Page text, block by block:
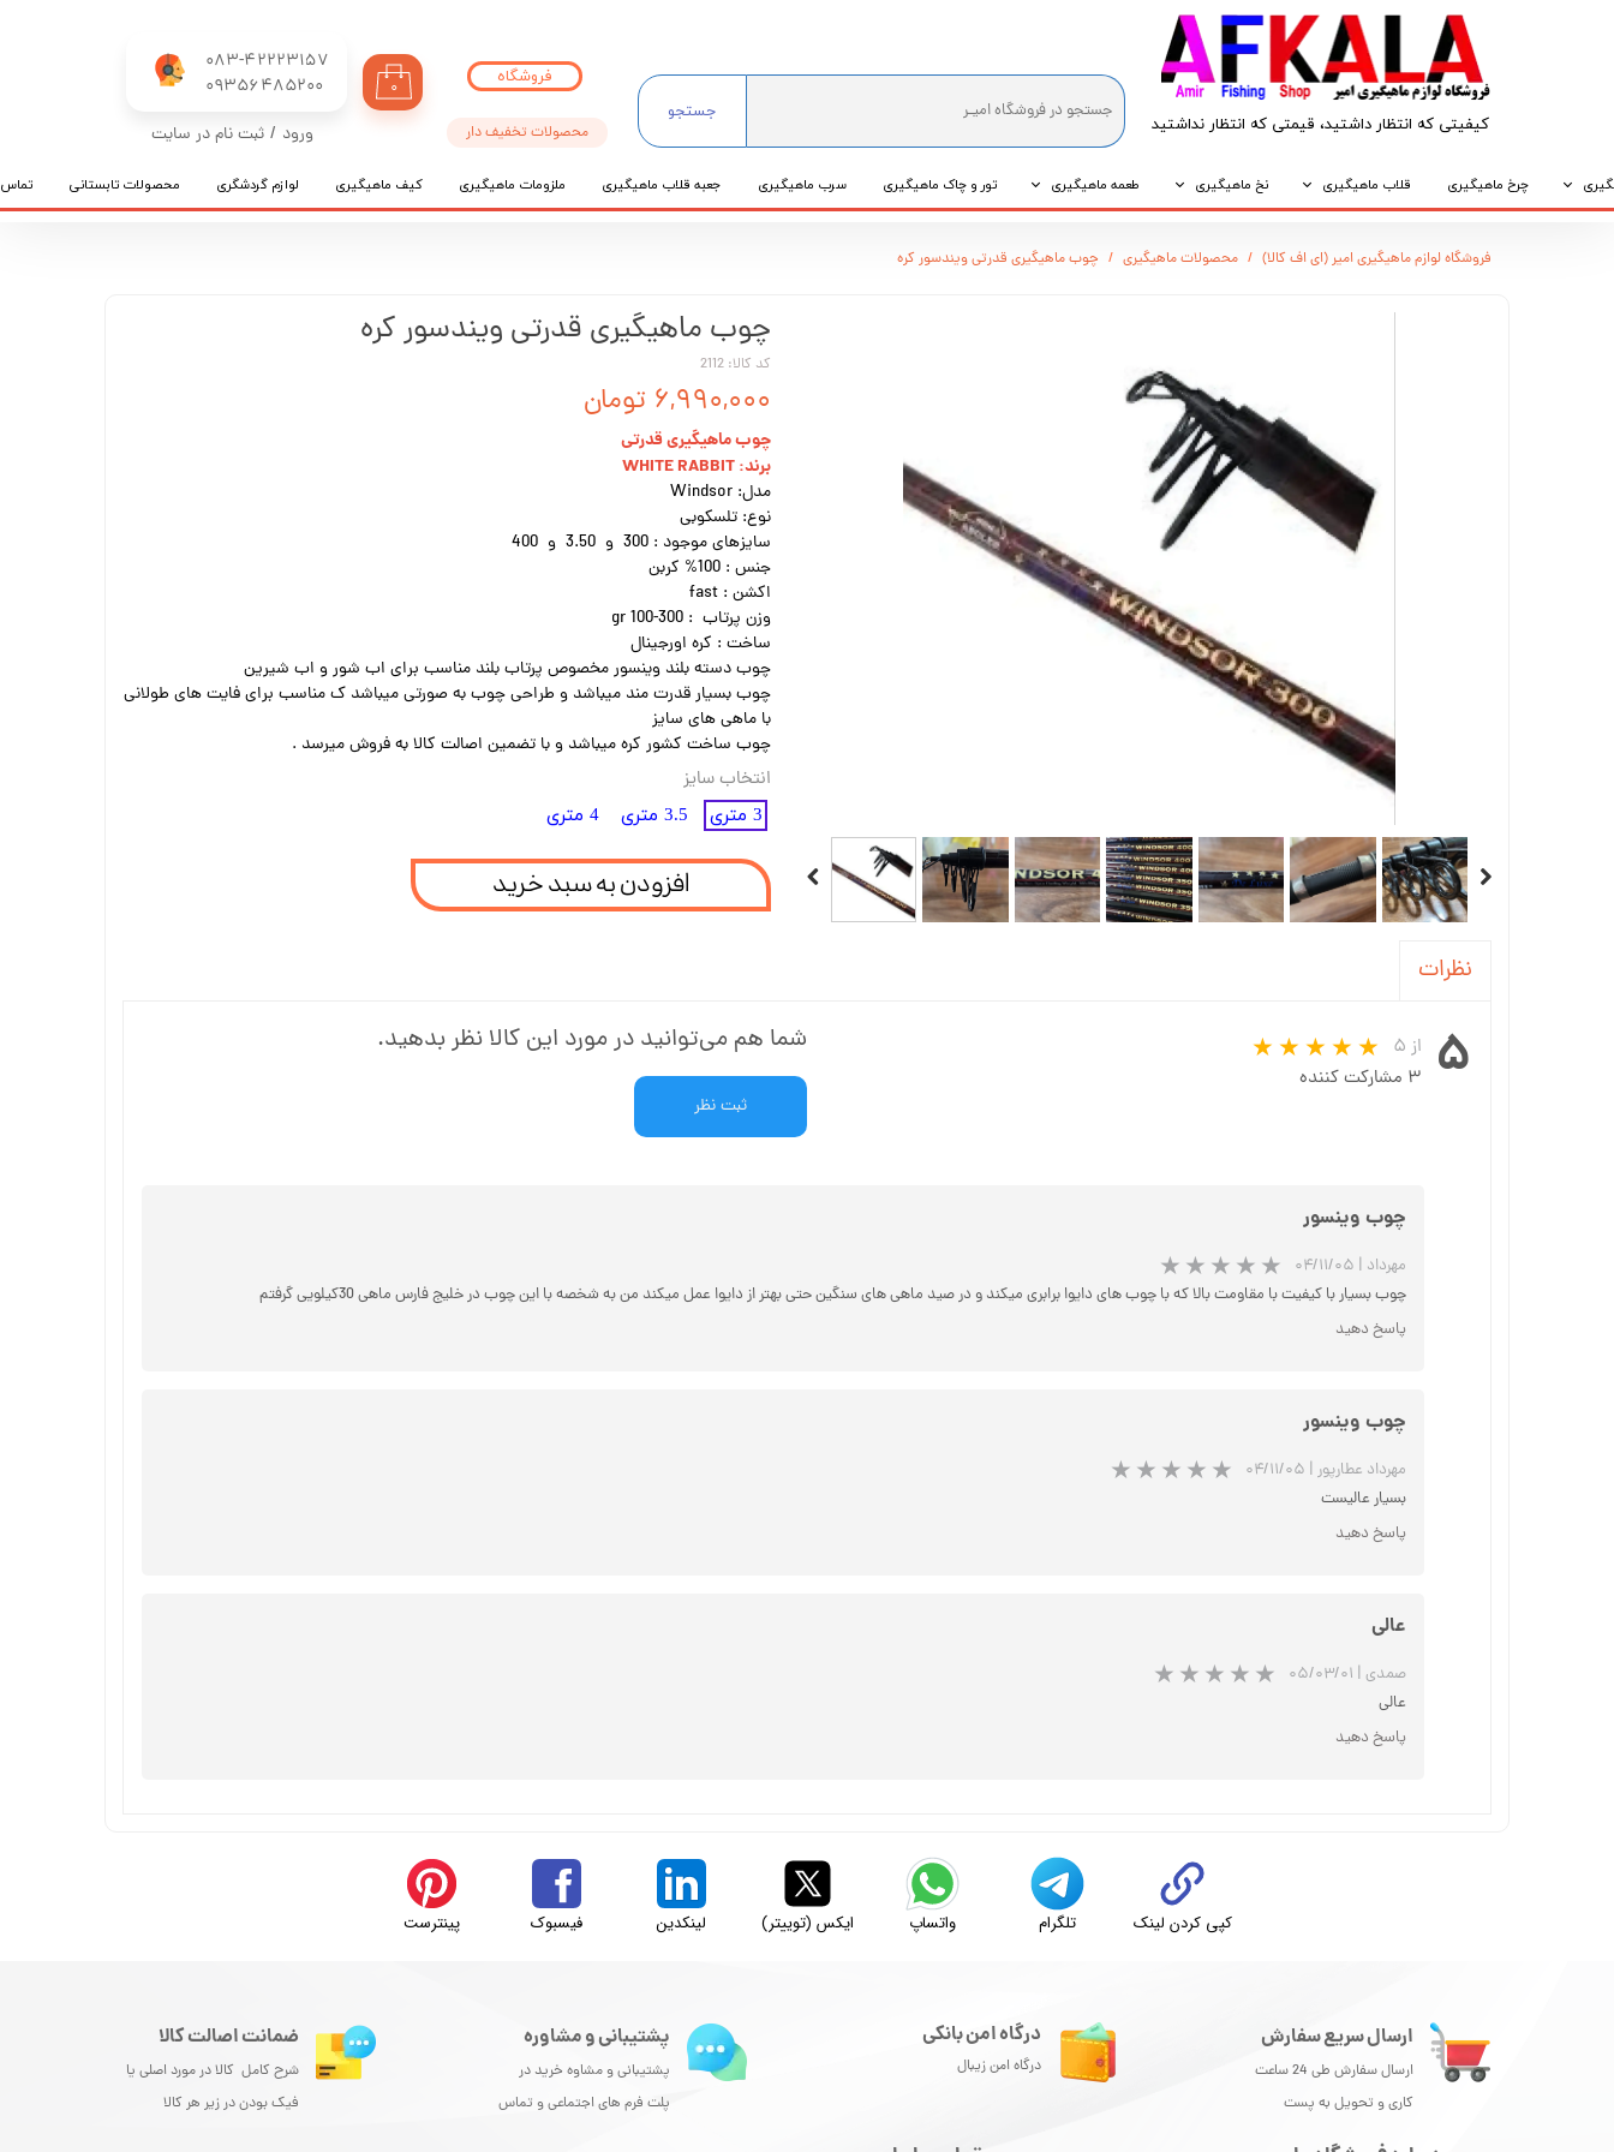
کیفیتی که انتظار داشتید، قیمتی که انتظار نداشتید​​​​​​​
083-42223157
​​​​​​​09356485200
جستجو
۰
ورود / ثبت نام در سایت
تغییر گذر واژه
چرخ ماهیگیری قلاب ماهیگیری نخ ماهیگیری طعمه ماهیگیری تور و چاک ماهیگیری سرب ماهیگیری جعبه قلاب ماهیگیری ملزومات ماهیگیری کیف ماهیگیری لوازم گردشگری محصولات تابستانی تماس
محصولات تخفیف دار
فروشگاه
فروشگاه لوازم ماهیگیری امیر (ای اف کالا) محصولات ماهیگیری چوب ماهیگیری قدرتی ویندسور کره
چوب ماهیگیری قدرتی ویندسور کره
کد کالا: 2112
۶,۹۹۰,۰۰۰ تومان
چوب ماهيگيرى قدرتی
برند: WHITE RABBIT
مدل: Windsor
نوع: تلسكوبى
سايزهای موجود : 300 و 3.50 و 400
جنس : 100% كربن
اكشن : fast
وزن پرتاب : 300-100 gr
ساخت : كره اورجینال
چوب دسته بلند وینسور مخصوص پرتاب بلند مناسب برای اب شور و اب شیرین
چوب بسیار قدرت مند میباشد و طراحی چوب به صورتی میباشد ک مناسب برای فایت های طولانی
با ماهی های سایز
چوب ساخت کشور کره میباشد و با تضمین اصالت کالا به فروش میرسد .
انتخاب سایز
3 متری 3.5 متری 4 متری
افزودن به سبد خرید
نظرات
۵
از ۵
۳ مشارکت کننده
شما هم می‌توانید در مورد این کالا نظر بدهید.
ثبت نظر
چوب وینسور
مهرداد | ۰۴/۱۱/۰۵
چوب بسیار با کیفیت با مقاومت بالا که با چوب های دایوا برابری میکند و در صید ماهی های سنگین حتی بهتر از دایوا عمل میکند من به شخصه با این چوب در خلیج فارس ماهی 30کیلویی گرفتم
پاسخ دهید
چوب وینسور
مهرداد عطارپور | ۰۴/۱۱/۰۵
بسیار عالیست
پاسخ دهید
عالی
صمدی | ۰۵/۰۳/۰۱
عالی
پاسخ دهید
کپی کردن لینک تلگرام واتساپ ایکس (توییتر) لینکدین فیسبوک پینترست
ارسال سریع سفارش
ارسال سفارش طی 24 ساعت
کاری و تحویل به پست
درگاه امن بانکی
درگاه امن زیبال
پشتیبانی و مشاوره
پشتیبانی و مشاوه خرید در
پلت فرم های اجتماعی و تماس
ضمانت اصالت کالا
شرح کامل کالا در مورد اصلی یا
فیک بودن در زیر هر کالا